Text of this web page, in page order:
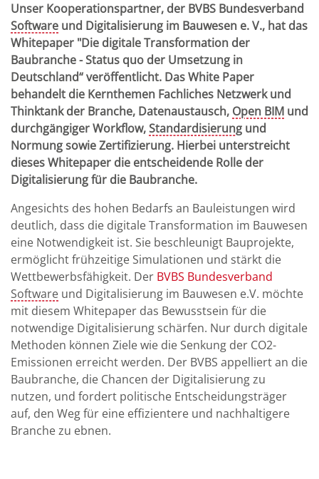
Unser Kooperationspartner, der BVBS Bundesverband
Software und Digitalisierung im Bauwesen e. V., hat das
Whitepaper "Die digitale Transformation der
Baubranche - Status quo der Umsetzung in
Deutschland“ veröffentlicht. Das White Paper
behandelt die Kernthemen Fachliches Netzwerk und
Thinktank der Branche, Datenaustausch, Open BIM und
durchgängiger Workflow,Standardisierung und
Normung sowie Zertifizierung. Hierbei unterstreicht
dieses Whitepaper die entscheidende Rolle der
Digitalisierung für die Baubranche.
Angesichts des hohen Bedarfs an Bauleistungen wird
deutlich, dass die digitale Transformation im Bauwesen
eine Notwendigkeit ist. Sie beschleunigt Bauprojekte,
ermöglicht frühzeitige Simulationen und stärkt die
Wettbewerbsfähigkeit. Der BVBS Bundesverband
Software und Digitalisierung im Bauwesen e.V. möchte
mit diesem Whitepaper das Bewusstsein für die
notwendige Digitalisierung schärfen. Nur durch digitale
Methoden können Ziele wie die Senkung der CO2-
Emissionen erreicht werden. Der BVBS appelliert an die
Baubranche, die Chancen der Digitalisierung zu
nutzen, und fordert politische Entscheidungsträger
auf, den Weg für eine effizientere und nachhaltigere
Branche zu ebnen.